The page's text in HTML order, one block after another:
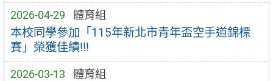
2026-04-29 體育組
本校同學參加「115年新北市青年盃空⼿道錦標
賽」榮獲佳績!!!
2026-03-13 體育組